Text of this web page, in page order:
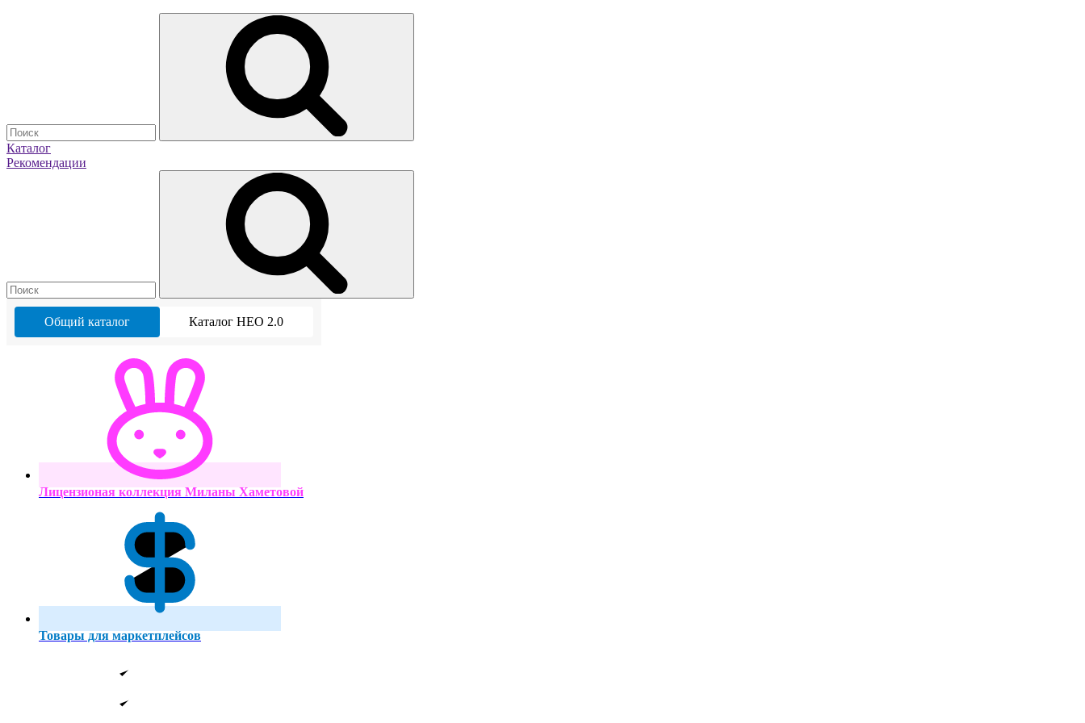
Каталог
Рекомендации
Общий каталог Каталог НЕО 2.0
Лицензионая коллекция Миланы Хаметовой
Товары для маркетплейсов